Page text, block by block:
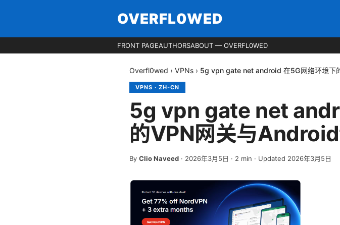
OVERFL0WED
FRONT PAGEAUTHORSABOUT — OVERFL0WED
Overfl0wed › VPNs › 5g vpn gate net android 在5G网络环境下
VPNS · ZH-CN
5g vpn gate net
的VPN网关与
By Clio Naveed · 2026年3月5日 · 2 min · Updated 2026年3月5日